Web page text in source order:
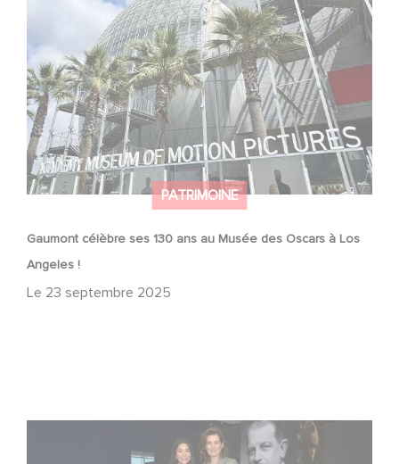
PATRIMOINE
Gaumont célèbre ses 130 ans au Musée des Oscars à Los
Angeles !
Le 23 septembre 2025
Gaumont célèbre ses 130 ans au Musée des Oscars à
Los Angeles !
« Nous ne vivons pas dans la nostalgie » : à Hollywood,
Gaumont célèbre ses 130 ans